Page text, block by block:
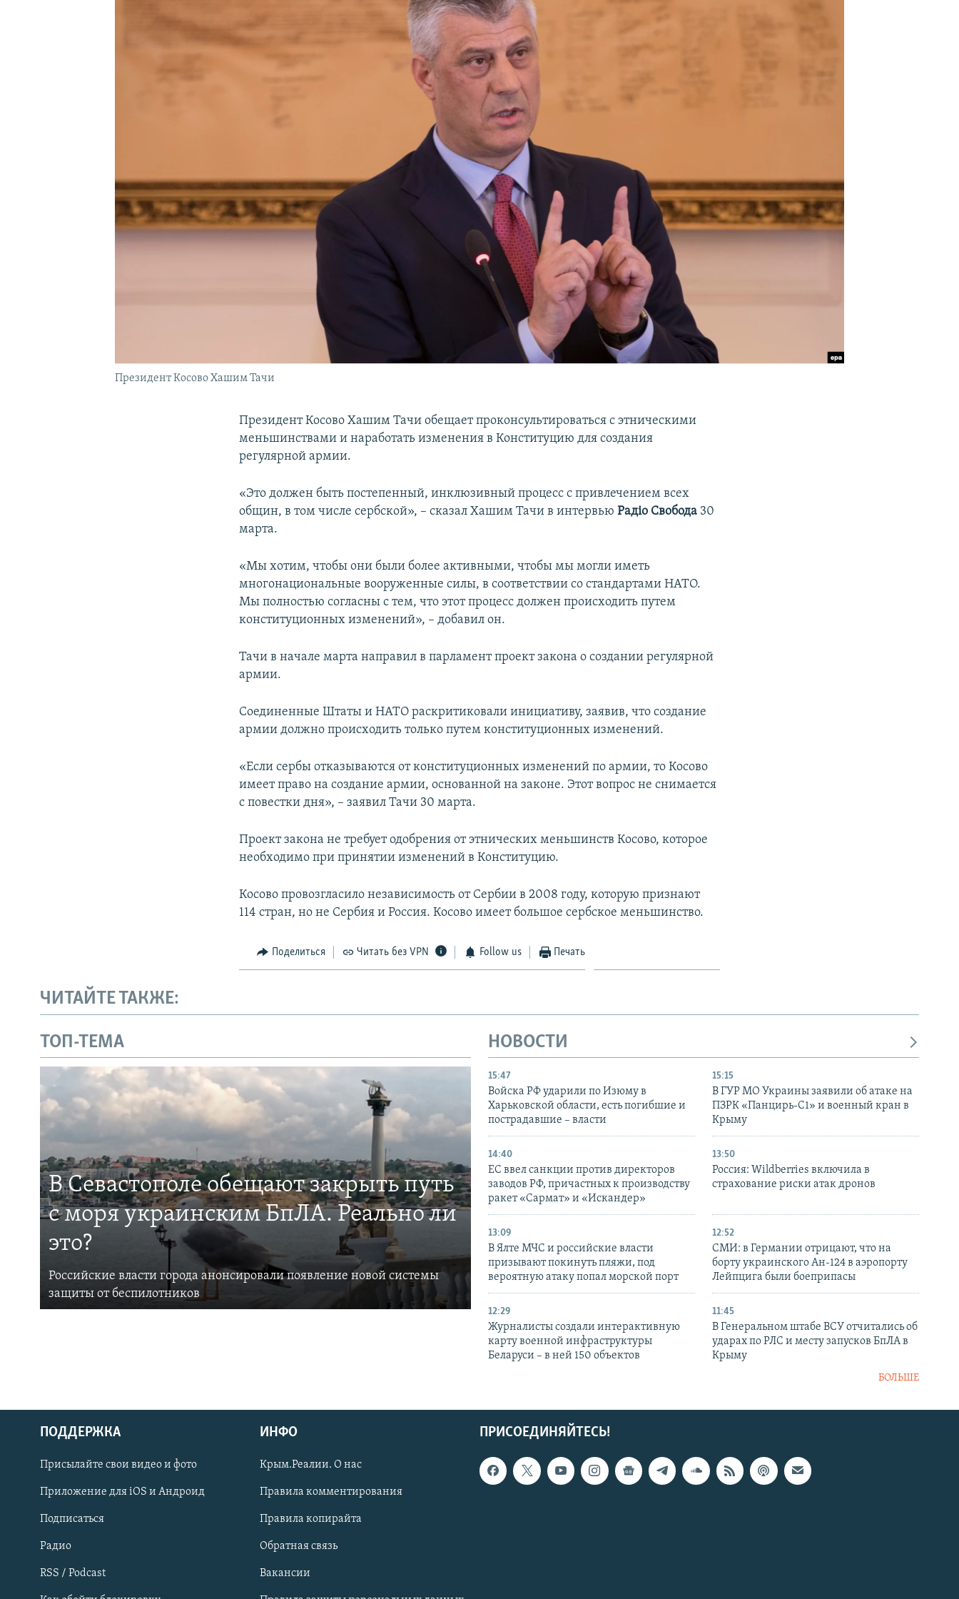
Українською
Qırımtatar
ПРИСОЕДИНЯЙТЕСЬ!
Президент Косово Хашим Тачи
Президент Косово Хашим Тачи обещает проконсультироваться с этническими
меньшинствами и наработать изменения в Конституцию для создания
регулярной армии.
«Это должен быть постепенный, инклюзивный процесс с привлечением всех
общин, в том числе сербской», – сказал Хашим Тачи в интервьюРадiо Свобода 30
марта.
«Мы хотим, чтобы они были более активными, чтобы мы могли иметь
многонациональные вооруженные силы, в соответствии со стандартами НАТО.
Мы полностью согласны с тем, что этот процесс должен происходить путем
конституционных изменений», – добавил он.
Тачи в начале марта направил в парламент проект закона о создании регулярной
армии.
Соединенные Штаты и НАТО раскритиковали инициативу, заявив, что создание
армии должно происходить только путем конституционных изменений.
«Если сербы отказываются от конституционных изменений по армии, то Косово
имеет право на создание армии, основанной на законе. Этот вопрос не снимается
с повестки дня», – заявил Тачи 30 марта.
Проект закона не требует одобрения от этнических меньшинств Косово, которое
необходимо при принятии изменений в Конституцию.
Косово провозгласило независимость от Сербии в 2008 году, которую признают
114 стран, но не Сербия и Россия. Косово имеет большое сербское меньшинство.
Поделиться Читать без VPN Follow us Печать
ЧИТАЙТЕ ТАКЖЕ:
ТОП-ТЕМА
В Севастополе обещают закрыть путь
с моря украинским БпЛА. Реально ли
это?
Российские власти города анонсировали появление новой системы
защиты от беспилотников
НОВОСТИ
15:47
Войска РФ ударили по Изюму в
Харьковской области, есть погибшие и
пострадавшие – власти
15:15
В ГУР МО Украины заявили об атаке на
ПЗРК «Панцирь-С1» и военный кран в
Крыму
14:40
ЕС ввел санкции против директоров
заводов РФ, причастных к производству
ракет «Сармат» и «Искандер»
13:50
Россия: Wildberries включила в
страхование риски атак дронов
13:09
В Ялте МЧС и российские власти
призывают покинуть пляжи, под
вероятную атаку попал морской порт
12:52
СМИ: в Германии отрицают, что на
борту украинского Ан-124 в аэропорту
Лейпцига были боеприпасы
12:29
Журналисты создали интерактивную
карту военной инфраструктуры
Беларуси – в ней 150 объектов
11:45
В Генеральном штабе ВСУ отчитались об
ударах по РЛС и месту запусков БпЛА в
Крыму
БОЛЬШЕ
ПРИСОЕДИНЯЙТЕСЬ!
ПОДДЕРЖКА
Присылайте свои видео и фото
Приложение для iOS и Андроид
Подписаться
Радио
RSS / Podcast
ИНФО
Крым.Реалии. О нас
Правила комментирования
Правила копирайта
Обратная связь
Вакансии